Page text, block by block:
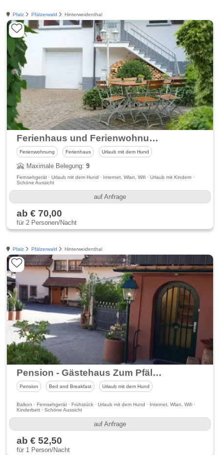
Pfalz Pfälzerwald Hinterweidenthal
Ferienhaus und Ferienwohnungen Pfalzperle
Ferienwohnung Ferienhaus Urlaub mit dem Hund
Maximale Belegung:9
Fernsehgerät · Urlaub mit dem Hund · Internet, Wlan, Wifi · Urlaub mit Kindern ·
Schöne Aussicht
auf Anfrage
ab € 70,00
für 2 Personen/Nacht
Pfalz Pfälzerwald Hinterweidenthal
Pension - Gästehaus Zum Pfälzerwald
Pension Bed and Breakfast Urlaub mit dem Hund
Balkon · Fernsehgerät · Frühstück · Urlaub mit dem Hund · Internet, Wlan, Wifi ·
Kinderbett · Schöne Aussicht
auf Anfrage
ab € 52,50
für 1 Person/Nacht